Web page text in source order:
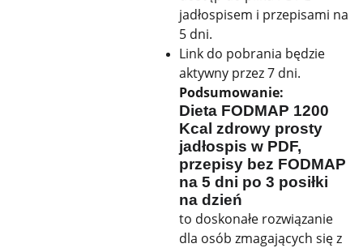
jadłospisem i przepisami na
5 dni.
Link do pobrania będzie
aktywny przez 7 dni.
Podsumowanie:
Dieta FODMAP 1200
Kcal zdrowy prosty
jadłospis w PDF,
przepisy bez FODMAP
na 5 dni po 3 posiłki
na dzień
to doskonałe rozwiązanie
dla osób zmagających się z